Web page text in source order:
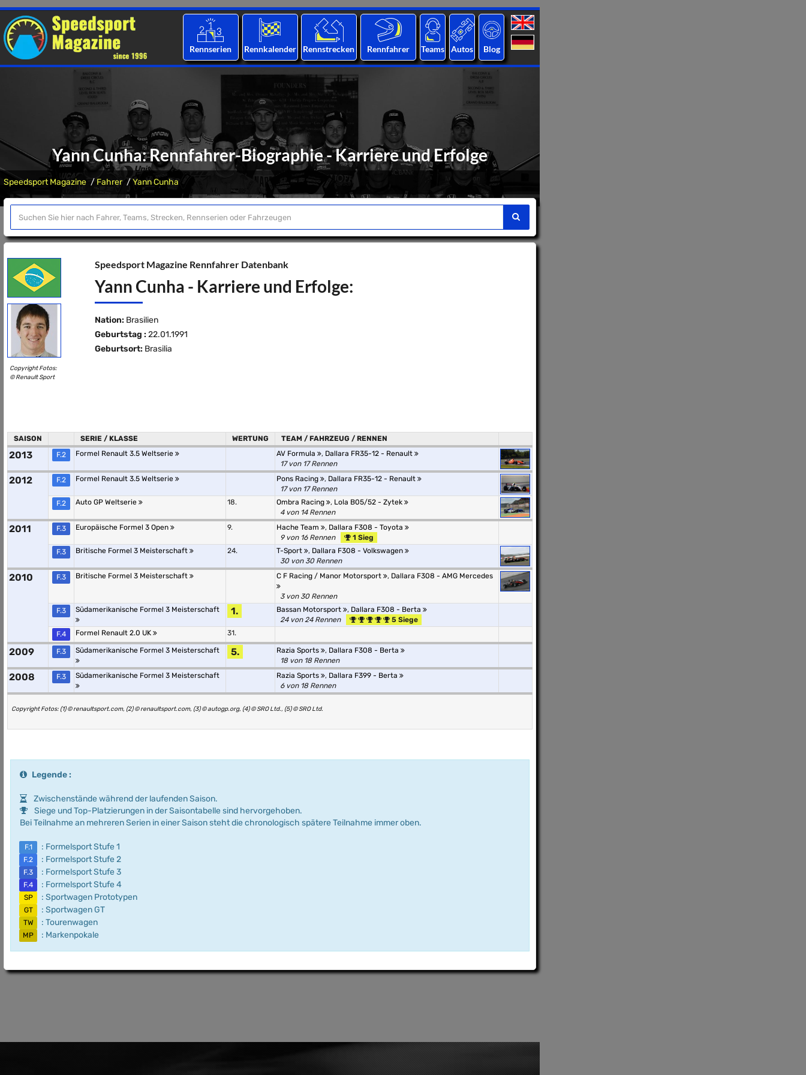
Rennserien Rennkalender Rennstrecken Rennfahrer Teams Autos Blog
Yann Cunha: Rennfahrer-Biographie - Karriere und Erfolge
Speedsport Magazine Fahrer Yann Cunha
Copyright Fotos:
© Renault Sport
Speedsport Magazine Rennfahrer Datenbank
Yann Cunha - Karriere und Erfolge:
Nation: Brasilien
Geburtstag : 22.01.1991
Geburtsort: Brasilia
SAISON SERIE / KLASSE WERTUNG TEAM / FAHRZEUG / RENNEN
2013 F.2 Formel Renault 3.5 Weltserie AV Formula , Dallara FR35-12 - Renault
17 von 17 Rennen
2012 F.2 Formel Renault 3.5 Weltserie Pons Racing , Dallara FR35-12 - Renault
17 von 17 Rennen
F.2
Auto GP Weltserie 18. Ombra Racing , Lola B05/52 - Zytek
4 von 14 Rennen
2011 F.3 Europäische Formel 3 Open 9. Hache Team , Dallara F308 - Toyota
9 von 16 Rennen
1 Sieg
F.3
Britische Formel 3 Meisterschaft 24. T-Sport , Dallara F308 - Volkswagen
30 von 30 Rennen
2010 F.3 Britische Formel 3 Meisterschaft C F Racing / Manor Motorsport , Dallara F308 - AMG Mercedes
3 von 30 Rennen
F.3
Südamerikanische Formel 3 Meisterschaft 1. Bassan Motorsport , Dallara F308 - Berta
24 von 24 Rennen
5 Siege
F.4
Formel Renault 2.0 UK 31.
2009 F.3 Südamerikanische Formel 3 Meisterschaft 5. Razia Sports , Dallara F308 - Berta
18 von 18 Rennen
2008 F.3 Südamerikanische Formel 3 Meisterschaft Razia Sports , Dallara F399 - Berta
6 von 18 Rennen
Copyright Fotos: (1) © renaultsport.com, (2) © renaultsport.com, (3) © autogp.org, (4) © SRO Ltd., (5) © SRO Ltd.
Legende :
Zwischenstände während der laufenden Saison.
Siege und Top-Platzierungen in der Saisontabelle sind hervorgehoben.
Bei Teilnahme an mehreren Serien in einer Saison steht die chronologisch spätere Teilnahme immer oben.
F.1 : Formelsport Stufe 1
F.2 : Formelsport Stufe 2
F.3 : Formelsport Stufe 3
F.4 : Formelsport Stufe 4
SP : Sportwagen Prototypen
GT : Sportwagen GT
TW : Tourenwagen
MP : Markenpokale